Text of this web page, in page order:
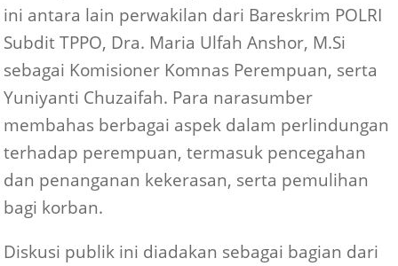
ini antara lain perwakilan dari Bareskrim POLRI
Subdit TPPO, Dra. Maria Ulfah Anshor, M.Si
sebagai Komisioner Komnas Perempuan, serta
Yuniyanti Chuzaifah. Para narasumber
membahas berbagai aspek dalam perlindungan
terhadap perempuan, termasuk pencegahan
dan penanganan kekerasan, serta pemulihan
bagi korban.
Diskusi publik ini diadakan sebagai bagian dari